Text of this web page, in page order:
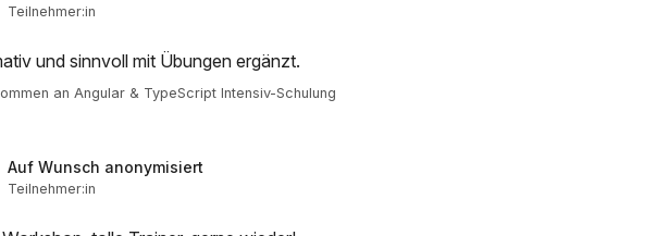
Teilnehmer:in
und sinnvoll mit Übungen ergänzt.
an Angular & TypeScript Intensiv-Schulung
Auf Wunsch anonymisiert
Teilnehmer:in